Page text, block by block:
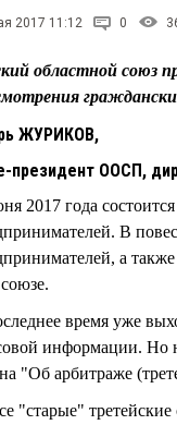
2017 11:12 0
областной союз
ЖУРИКОВ,
президент ООСП,
2017 года
В
а
время уже
информации. Но
"Об арбитраже
"старые"